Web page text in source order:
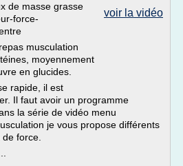
voir la vidéo
de masse grasse
force-
musculation
moyennement
en glucides.
rapide, il est
Il faut avoir un programme
la série de vidéo menu
je vous propose différents
force.